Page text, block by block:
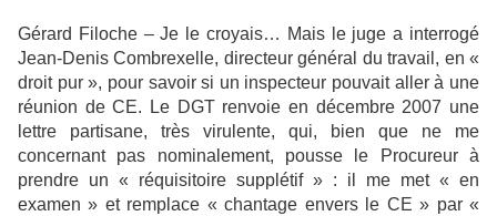
Gérard Filoche – Je le croyais… Mais le juge a interrogé
Jean-Denis Combrexelle, directeur général du travail, en «
droit pur », pour savoir si un inspecteur pouvait aller à une
réunion de CE. Le DGT renvoie en décembre 2007 une
lettre partisane, très virulente, qui, bien que ne me
concernant pas nominalement, pousse le Procureur à
prendre un « réquisitoire supplétif » : il me met « en
examen » et remplace « chantage envers le CE » par «